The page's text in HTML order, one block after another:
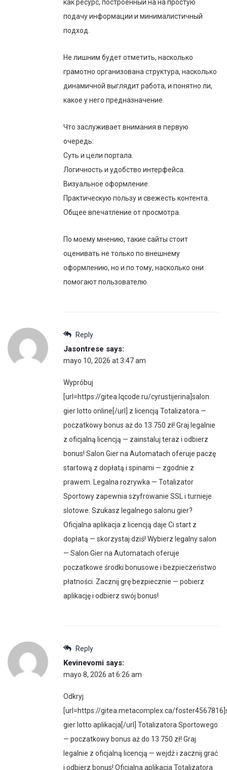
как ресурс, построенный на на простую
подачу информации и минималистичный
подход.
Не лишним будет отметить, насколько
грамотно организована структура, насколько
динамичной выглядит работа, и понятно ли,
какое у него предназначение.
Что заслуживает внимания в первую
очередь:
Суть и цели портала.
Логичность и удобство интерфейса.
Визуальное оформление.
Практическую пользу и свежесть контента.
Общее впечатление от просмотра.
По моему мнению, такие сайты стоит
оценивать не только по внешнему
оформлению, но и по тому, насколько они
помогают пользователю.
Reply
Jasontrese says:
mayo 10, 2026 at 3:47 am
Wypróbuj
[url=https://gitea.lqcode.ru/cyrustijerina]salon
gier lotto online[/url] z licencją Totalizatora —
poczatkowy bonus aż do 13 750 zł! Graj legalnie
z oficjalną licencją — zainstaluj teraz i odbierz
bonus! Salon Gier na Automatach oferuje paczę
startową z dopłatą i spinami — zgodnie z
prawem. Legalna rozrywka — Totalizator
Sportowy zapewnia szyfrowanie SSL i turnieje
slotowe. Szukasz legalnego salonu gier?
Oficjalna aplikacja z licencją daje Ci start z
dopłatą — skorzystaj dziś! Wybierz legalny salon
— Salon Gier na Automatach oferuje
poczatkowe środki bonusowe i bezpieczeństwo
płatności. Zacznij grę bezpiecznie — pobierz
aplikację i odbierz swój bonus!
Reply
Kevinevomi says:
mayo 8, 2026 at 6:26 am
Odkryj
[url=https://gitea.metacomplex.ca/
gier lotto aplikacja[/url] Totalizatora Sportowego
— poczatkowy bonus aż do 13 750 zł! Graj
legalnie z oficjalną licencją — wejdź i zacznij grać
i odbierz bonus! Oficjalna aplikacja Totalizatora